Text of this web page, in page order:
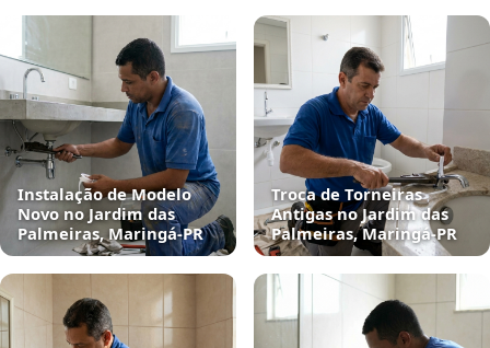
Instalação de Modelo
Novo no Jardim das
Palmeiras, Maringá‑PR
Troca de Torneiras
Antigas no Jardim das
Palmeiras, Maringá‑PR